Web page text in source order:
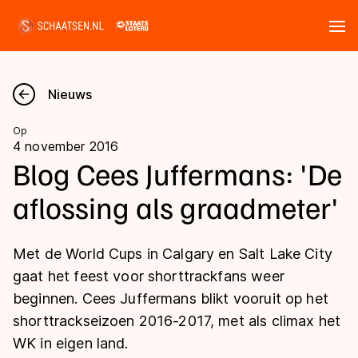
Nieuws
Kalender
Disciplines
Langebaan
Shorttrack
Inlineskaten
Uitslagen
Langebaan
Shorttrack
Marathon
Tijden & historie
Ranglijsten Langebaan
Nieuws
Op
4 november 2016
Blog Cees Juffermans: 'De
aflossing als graadmeter'
Met de World Cups in Calgary en Salt Lake City
gaat het feest voor shorttrackfans weer
beginnen. Cees Juffermans blikt vooruit op het
shorttrackseizoen 2016-2017, met als climax het
WK in eigen land.